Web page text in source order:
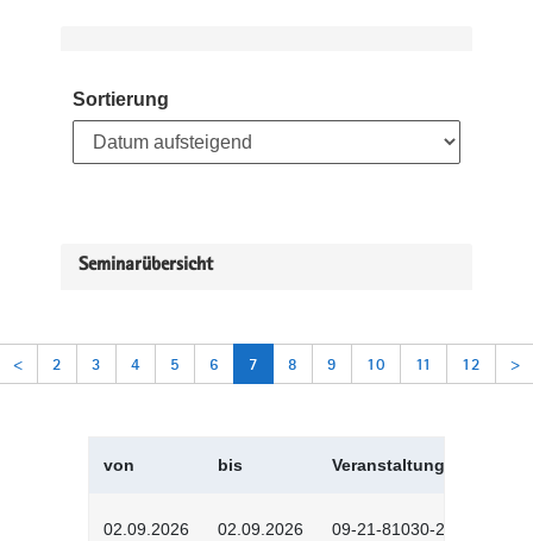
Sortierung
Seminarübersicht
< 2 3 4 5 6 7 8 9 10 11 12 >
von bis Veranstaltungskürzel
02.09.2026 02.09.2026 09-21-81030-2601